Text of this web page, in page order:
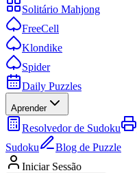
Solitário Mahjong
FreeCell
Klondike
Spider
Daily Puzzles
Aprender
Resolvedor de Sudoku
Sudoku
Blog de Puzzle
Iniciar Sessão